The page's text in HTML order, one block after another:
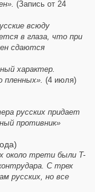
(Запись от 24
всюду
в глаза, что при
сдаются
характер.
пленных». (4 июля)
русских придает
противник»
около трети были T-
С трех
русских, но все